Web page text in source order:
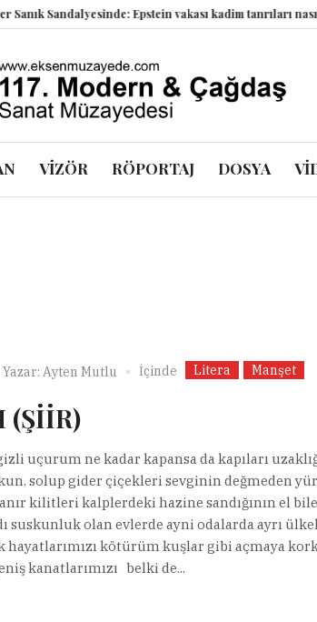
Sandalyesinde: Epstein vakası kadim tanrıları nasıl
VİZÖR RÖPORTAJ DOSYA
Yazar: Ayten Mutlu İçinde Litera Manşet
(ŞİİR)
uçurum ne kadar kapansa da kapıları
solup gider çiçekleri sevginin değmeden
kilitleri kalplerdeki hazine sandığının el
suskunluk olan evlerde ayni odalarda ayrı
hayatlarımızı kötürüm kuşlar gibi açmaya
kanatlarımızı belki de...